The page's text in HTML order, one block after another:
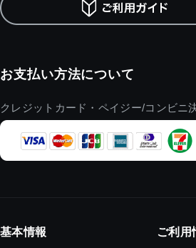
お支払い方法について
クレジットカード・ペイジー/コンビニ
基本情報 ご利用